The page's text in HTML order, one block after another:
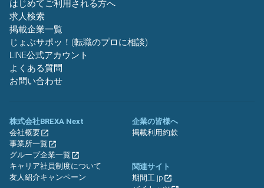
はじめてご利用される方へ
求人検索
掲載企業一覧
じょぶサポッ！(転職のプロに相談)
LINE公式アカウント
よくある質問
お問い合わせ
株式会社BREXA Next
会社概要
事業所一覧
グループ企業一覧
キャリア社員制度について
友人紹介キャンペーン
企業の皆様へ
掲載利用約款
関連サイト
期間工.jp